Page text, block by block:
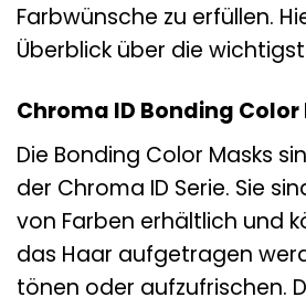
Farbwünsche zu erfüllen.
Überblick über die
Chroma ID Bonding Color
Die Bonding Color Masks
der Chroma ID Serie. Sie
von Farben erhältlich und
das Haar aufgetragen
tönen oder aufzufrischen.